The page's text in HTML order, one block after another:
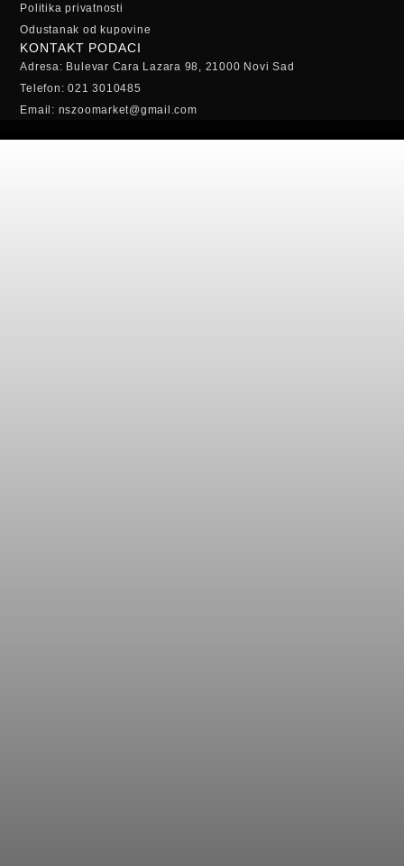
Politika privatnosti
Odustanak od kupovine
KONTAKT PODACI
Adresa: Bulevar Cara Lazara 98, 21000 Novi Sad
Telefon: 021 3010485
Email: nszoomarket@gmail.com